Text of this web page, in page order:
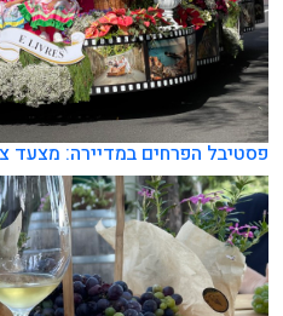
פסטיבל הפרחים במדיירה: מצעד